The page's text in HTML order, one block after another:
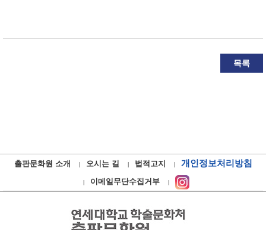
목록
출판문화원 소개 오시는 길 법적고지 개인정보처리방침
이메일무단수집거부